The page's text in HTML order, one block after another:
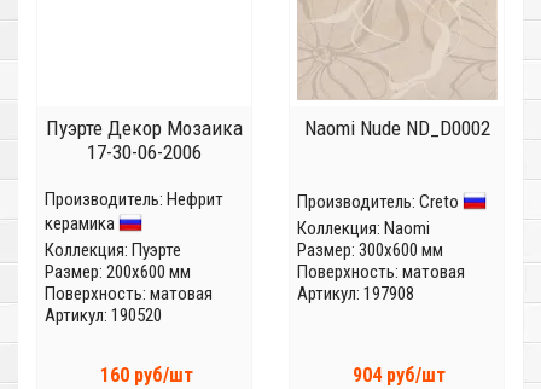
Пуэрте Декор Мозаика
17-30-06-2006
Производитель: Нефрит
керамика
Коллекция: Пуэрте
Размер: 200x600 мм
Поверхность: матовая
Артикул: 190520
160 руб/шт
Naomi Nude ND_D0002
Производитель: Creto
Коллекция: Naomi
Размер: 300x600 мм
Поверхность: матовая
Артикул: 197908
904 руб/шт